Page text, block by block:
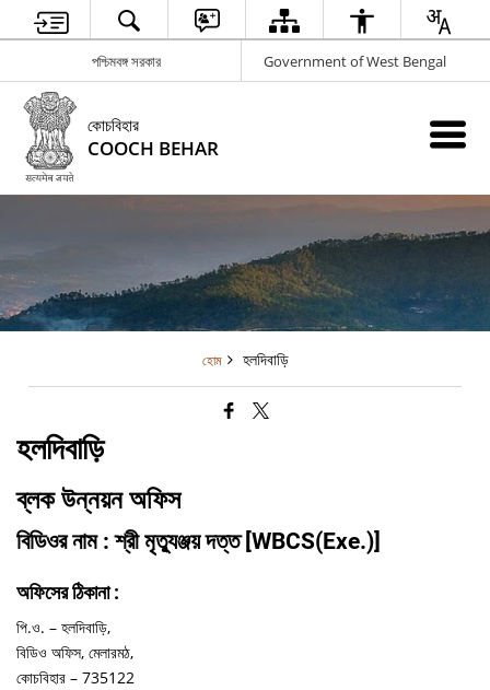
পশ্চিমবঙ্গ সরকার Government of West Bengal
কোচবিহার
COOCH BEHAR
হোম হলদিবাড়ি
হলদিবাড়ি
ব্লক উন্নয়ন অফিস
বিডিওর নাম : শ্রী মৃত্যুঞ্জয় দত্ত [WBCS(Exe.)]
অফিসের ঠিকানা :
পি.ও. – হলদিবাড়ি,
বিডিও অফিস, মেলারমঠ,
কোচবিহার – 735122